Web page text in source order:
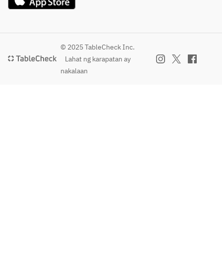
© 2025 TableCheck Inc.
Lahat ng karapatan ay
nakalaan